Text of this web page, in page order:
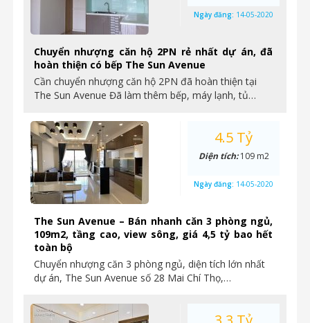
Chuyển nhượng căn hộ 2PN rẻ nhất dự án, đã
hoàn thiện có bếp The Sun Avenue
Cần chuyển nhượng căn hộ 2PN đã hoàn thiện tại
The Sun Avenue Đã làm thêm bếp, máy lạnh, tủ…
Ngày đăng: 14-05-2020
The Sun Avenue – Bán nhanh căn 3 phòng ngủ,
109m2, tầng cao, view sông, giá 4,5 tỷ bao hết
toàn bộ
Chuyển nhượng căn 3 phòng ngủ, diện tích lớn nhất
dự án, The Sun Avenue số 28 Mai Chí Thọ,…
4.5 Tỷ
Diện tích:109 m2
Ngày đăng: 14-05-2020